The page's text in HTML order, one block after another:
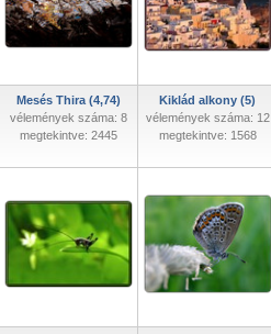
Mesés Thira (4,74)
vélemények száma: 8
megtekintve: 2445
Kiklád alkony (5)
vélemények száma: 12
megtekintve: 1568